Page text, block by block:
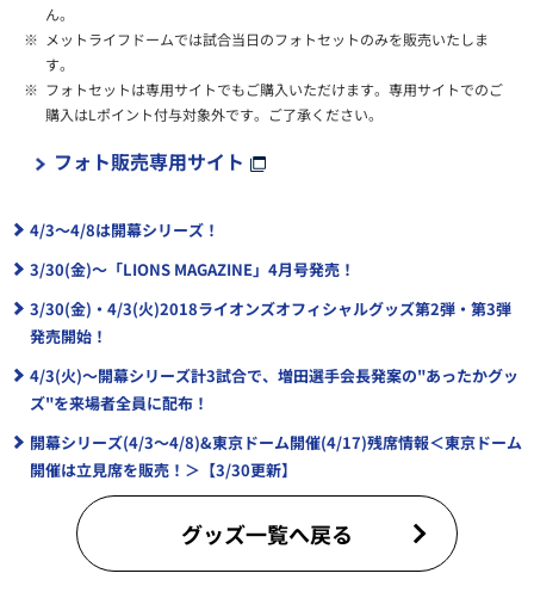
ん。
※ メットライフドームでは試合当日のフォトセットのみを販売いたしま
す。
※ フォトセットは専用サイトでもご購入いただけます。専用サイトでのご
購入はLポイント付与対象外です。ご了承ください。
フォト販売専用サイト
4/3～4/8は開幕シリーズ！
3/30(金)～「LIONS MAGAZINE」4月号発売！
3/30(金)・4/3(火)2018ライオンズオフィシャルグッズ第2弾・第3弾
発売開始！
4/3(火)～開幕シリーズ計3試合で、増田選手会長発案の"あったかグッ
ズ"を来場者全員に配布！
開幕シリーズ(4/3～4/8)&東京ドーム開催(4/17)残席情報＜東京ドーム
開催は立見席を販売！＞【3/30更新】
グッズ一覧へ戻る